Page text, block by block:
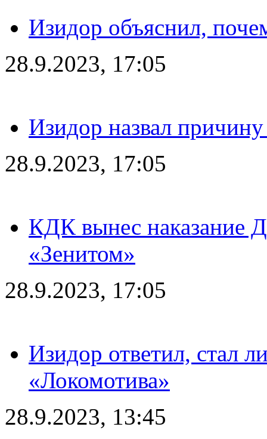
Изидор объяснил,
28.9.2023, 17:05
Изидор назвал
28.9.2023, 17:05
КДК вынес наказание
«Зенитом»
28.9.2023, 17:05
Изидор ответил, стал
«Локомотива»
28.9.2023, 13:45